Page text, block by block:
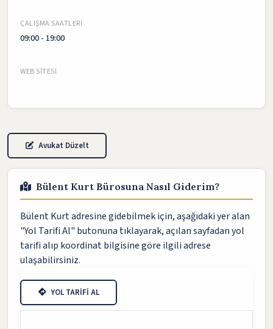
ÇALIŞMA SAATLERI
09:00 - 19:00
WEB SITESI
Avukat Düzelt
Bülent Kurt Bürosuna Nasıl Giderim?
Bülent Kurt adresine gidebilmek için, aşağıdaki yer alan
"Yol Tarifi Al" butonuna tıklayarak, açılan sayfadan yol
tarifi alıp koordinat bilgisine göre ilgili adrese
ulaşabilirsiniz.
YOL TARİFİ AL